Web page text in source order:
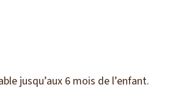
jusqu’aux 6 mois de l’enfant.